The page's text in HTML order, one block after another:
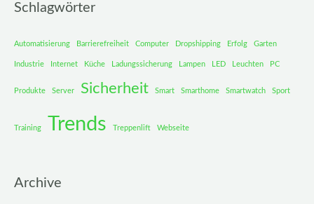
Schlagwörter
Automatisierung Barrierefreiheit Computer Dropshipping Erfolg Garten
Industrie Internet Küche Ladungssicherung Lampen LED Leuchten PC
Produkte Server Sicherheit Smart Smarthome Smartwatch Sport
Training Trends Treppenlift Webseite
Archive